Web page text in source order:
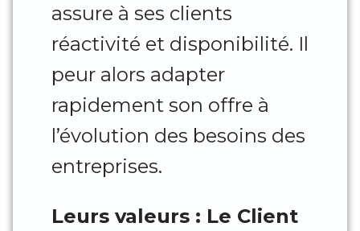
assure à ses clients
réactivité et disponibilité. Il
peur alors adapter
rapidement son offre à
l’évolution des besoins des
entreprises.
Leurs valeurs : Le Client